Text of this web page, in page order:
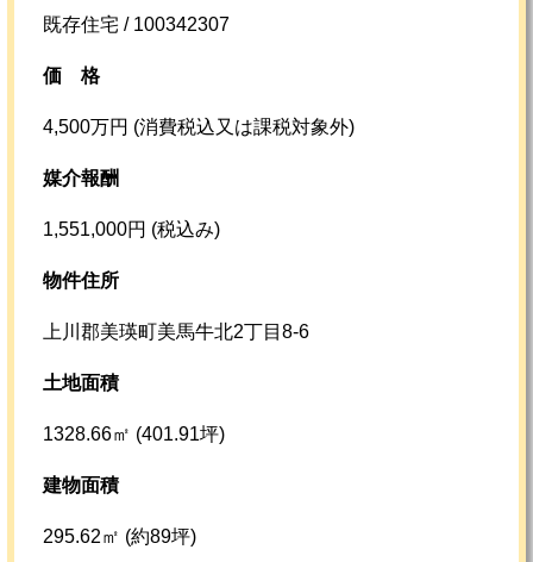
既存住宅 / 100342307
価格
4,500万円 (消費税込又は課税対象外)
媒介報酬
1,551,000円 (税込み)
物件住所
上川郡美瑛町美馬牛北2丁目8-6
土地面積
1328.66㎡ (401.91坪)
建物面積
295.62㎡ (約89坪)